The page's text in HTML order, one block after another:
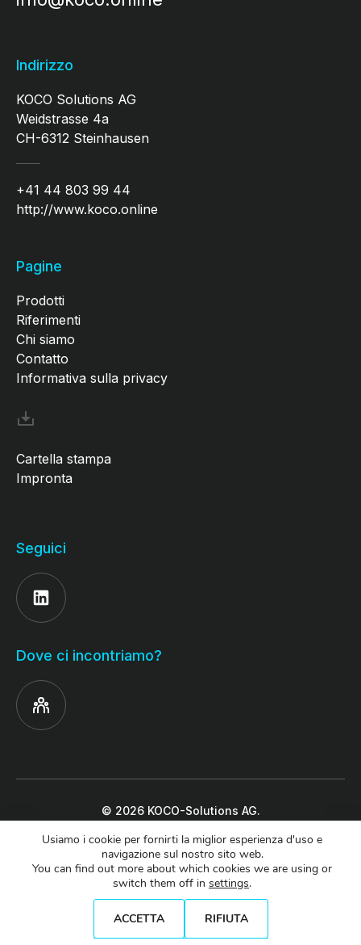
Indirizzo
KOCO Solutions AG
Weidstrasse 4a
CH-6312 Steinhausen
+41 44 803 99 44
http://www.koco.online
Pagine
Prodotti
Riferimenti
Chi siamo
Contatto
Informativa sulla privacy
Cartella stampa
Impronta
Seguici
Dove ci incontriamo?
© 2026 KOCO-Solutions AG.
Nextio
Usiamo i cookie per fornirti la miglior esperienza d'uso e
navigazione sul nostro sito web.
You can find out more about which cookies we are using or
switch them off in settings.
ACCETTA RIFIUTA